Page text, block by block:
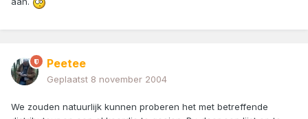
Peetee
Geplaatst 8 november 2004
We zouden natuurlijk kunnen proberen het met betreffende